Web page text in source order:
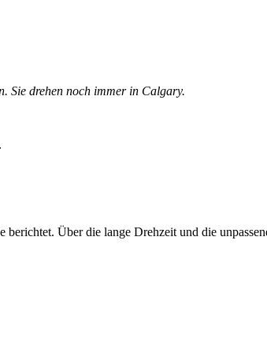
Sie drehen noch immer in Calgary.
Über die lange Drehzeit und die